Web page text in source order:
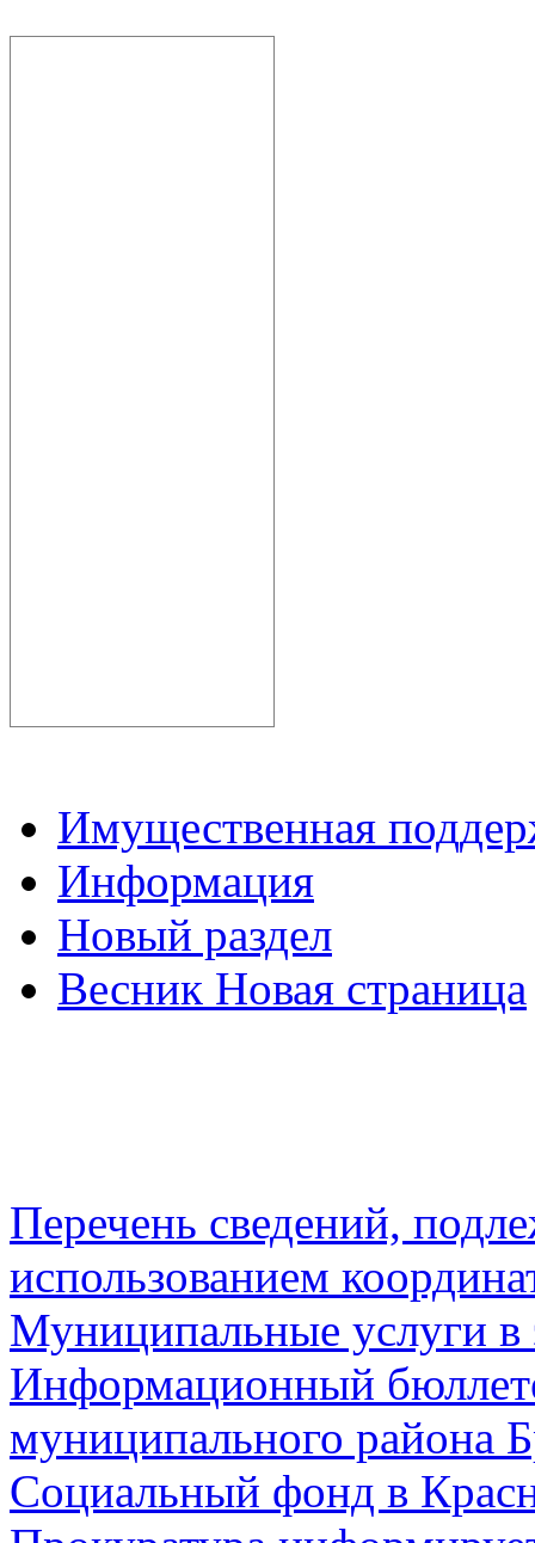
Имущественная
Информация
Новый раздел
Весник Новая страница
Перечень сведений,
использованием
Муниципальные услуги в
Информационный
муниципального района
Социальный фонд в